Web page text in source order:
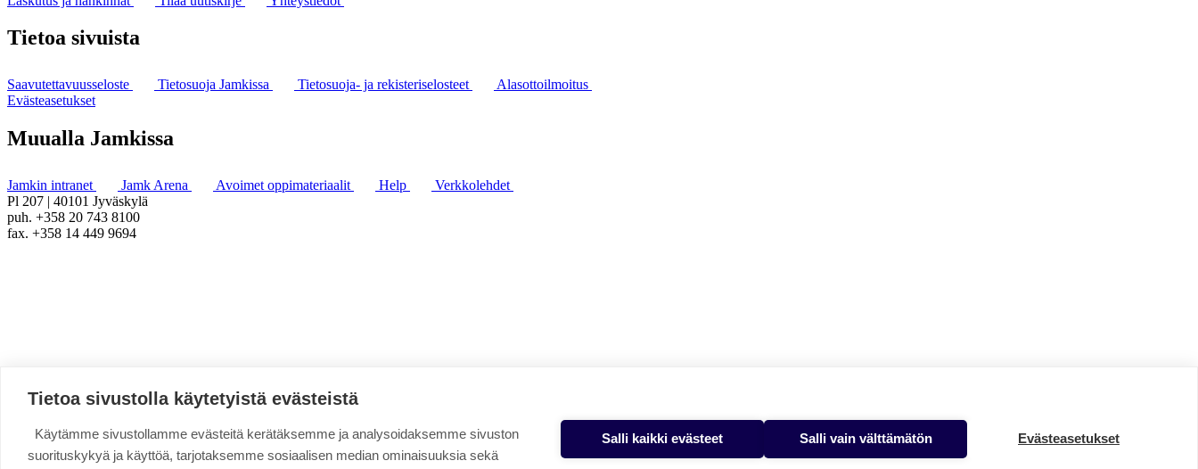
Tietoa sivuista
Saavutettavuusseloste Tietosuoja Jamkissa Tietosuoja- ja rekisteriselosteet
Alasottoilmoitus
Evästeasetukset
Muualla Jamkissa
Jamkin intranet Jamk Arena Avoimet oppimateriaalit Help
Verkkolehdet
Pl 207 | 40101 Jyväskylä
puh. +358 20 743 8100
fax. +358 14 449 9694
Tietoa sivustolla käytetyistä evästeistä
Käytämme sivustollamme evästeitä kerätäksemme ja analysoidaksemme sivuston
suorituskykyä ja käyttöä, tarjotaksemme sosiaalisen median ominaisuuksia sekä
Salli kaikki evästeet Salli vain välttämätön Evästeasetukset